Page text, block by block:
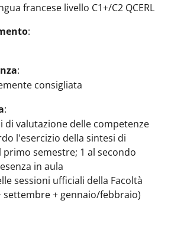
francese livello C1+/C2 QCERL
:
:
consigliata
:
di valutazione delle competenze
l'esercizio della sintesi di
primo semestre; 1 al secondo
in aula
sessioni ufficiali della Facoltà
settembre + gennaio/febbraio)